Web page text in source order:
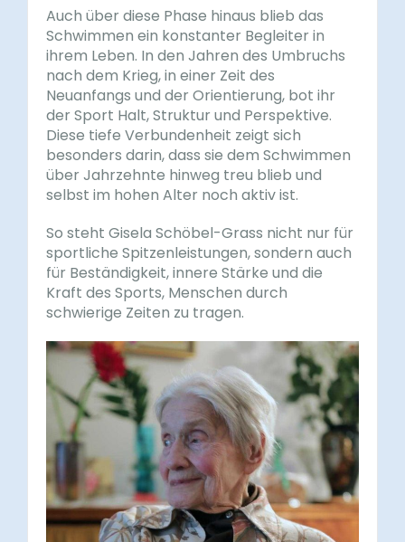
Auch über diese Phase hinaus blieb das
Schwimmen ein konstanter Begleiter in
ihrem Leben. In den Jahren des Umbruchs
nach dem Krieg, in einer Zeit des
Neuanfangs und der Orientierung, bot ihr
der Sport Halt, Struktur und Perspektive.
Diese tiefe Verbundenheit zeigt sich
besonders darin, dass sie dem Schwimmen
über Jahrzehnte hinweg treu blieb und
selbst im hohen Alter noch aktiv ist.
So steht Gisela Schöbel-Grass nicht nur für
sportliche Spitzenleistungen, sondern auch
für Beständigkeit, innere Stärke und die
Kraft des Sports, Menschen durch
schwierige Zeiten zu tragen.